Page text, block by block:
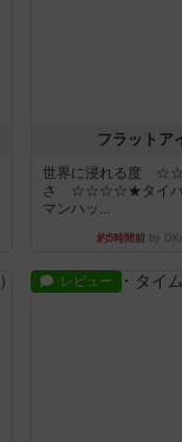
フラットア
世界に浸れる度
さ ☆☆☆☆★タ
マンハッ...
約5時間前by
レビュー